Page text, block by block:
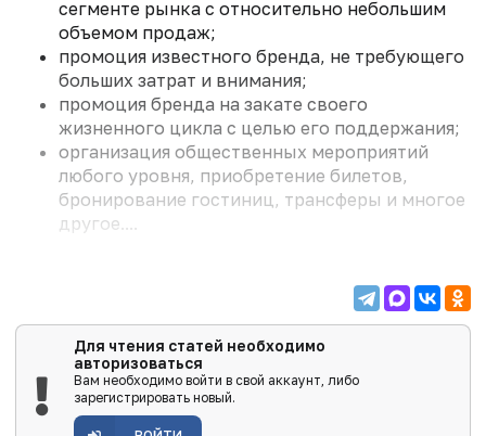
сегменте рынка с относительно небольшим
объемом продаж;
промоция известного бренда, не требующего
больших затрат и внимания;
промоция бренда на закате своего
жизненного цикла с целью его поддержания;
организация общественных мероприятий
любого уровня, приобретение билетов,
бронирование гостиниц, трансферы и многое
другое....
Для чтения статей необходимо
авторизоваться
Вам необходимо войти в свой аккаунт, либо
зарегистрировать новый.